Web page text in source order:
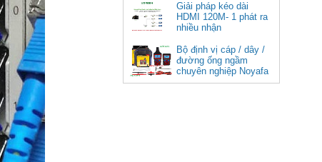
Giải pháp kéo dài
HDMI 120M- 1 phát ra
nhiều nhận
Bộ định vị cáp / dây /
đường ống ngầm
chuyên nghiệp Noyafa
NF-826